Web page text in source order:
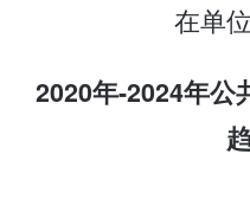
在单
2020年-2024年公